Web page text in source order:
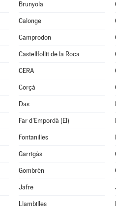
Brunyola
Calonge
Camprodon
Castellfollit de la Roca
CERA
Corçà
Das
Far d'Empordà (El)
Fontanilles
Garrigàs
Gombrèn
Jafre
Llambilles